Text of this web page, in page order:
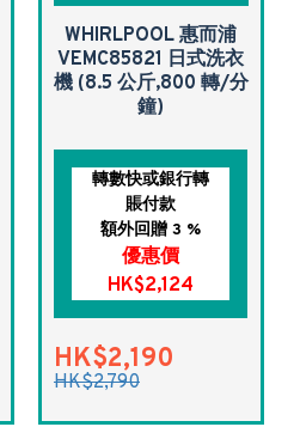
WHIRLPOOL 惠而浦
VEMC85821 日式洗衣
機 (8.5 公斤,800 轉/分
鐘)
轉數快或銀行轉
賬付款
額外回贈 3 %
優惠價
HK$2,124
HK$2,190
HK$2,790